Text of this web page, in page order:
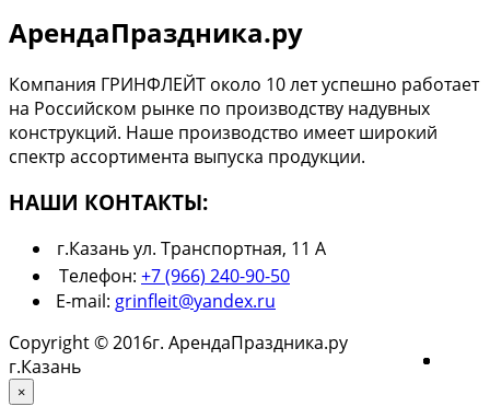
АрендаПраздника.ру
Компания ГРИНФЛЕЙТ около 10 лет успешно работает
на Российском рынке по производству надувных
конструкций. Наше производство имеет широкий
спектр ассортимента выпуска продукции.
НАШИ КОНТАКТЫ:
г.Казань ул. Транспортная, 11 А
Телефон: +7 (966) 240-90-50
E-mail: grinfleit@yandex.ru
Copyright © 2016г. АрендаПраздника.ру
г.Казань
×